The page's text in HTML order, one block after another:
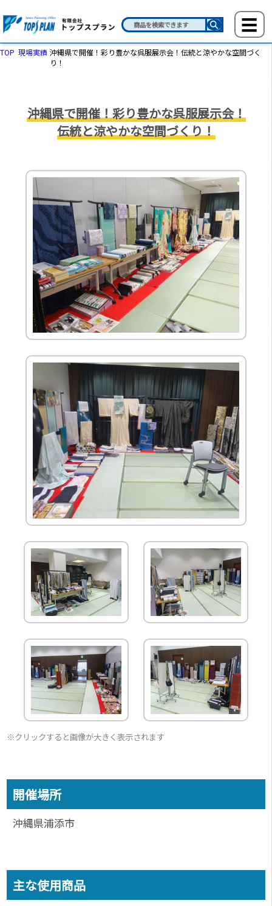
TOP 現場実績 沖縄県で開催！彩り豊かな呉服展示会！伝統と涼やかな空間づく
り！
沖縄県で開催！彩り豊かな呉服展示会！
伝統と涼やかな空間づくり！
※クリックすると画像が大きく表示されます
開催場所
沖縄県浦添市
主な使用商品